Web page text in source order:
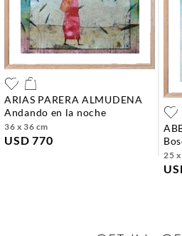
ARIAS PARERA ALMUDENA
andando en la noche
36 x 36 cm
USD 770
25